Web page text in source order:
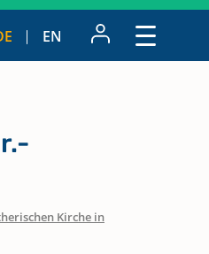
EN
Kirche in